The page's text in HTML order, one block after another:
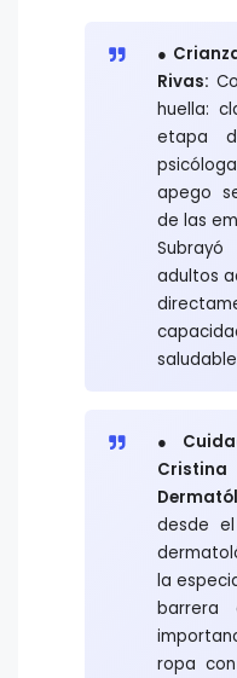
●
Rivas:
huella:
etapa
apego
de las
adultos
●
desde
la
barrera
ropa